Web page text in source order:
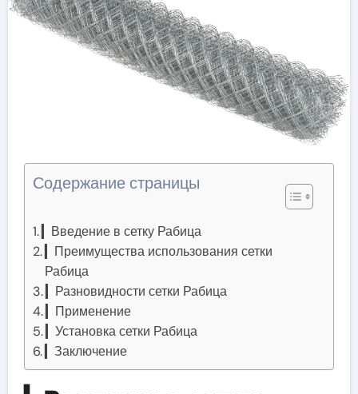
Содержание страницы
▎Введение в сетку Рабица
▎Преимущества использования сетки
Рабица
▎Разновидности сетки Рабица
▎Применение
▎Установка сетки Рабица
▎Заключение